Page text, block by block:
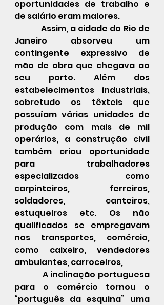
oportunidades de trabalho e
de salário eram maiores.
Janeiro absorveu um
contingente expressivo de
mão de obra que chegava ao
seu porto. Além dos
estabelecimentos industriais,
sobretudo os têxteis que
possuíam várias unidades de
produção com mais de mil
operários, a construção civil
também criou oportunidade
para trabalhadores
especializados como
carpinteiros, ferreiros,
soldadores, canteiros,
estuqueiros etc. Os não
qualificados se empregavam
nos transportes, comércio,
como caixeiro, vendedores
ambulantes, carroceiros,
para o comércio tornou o
“português da esquina” uma